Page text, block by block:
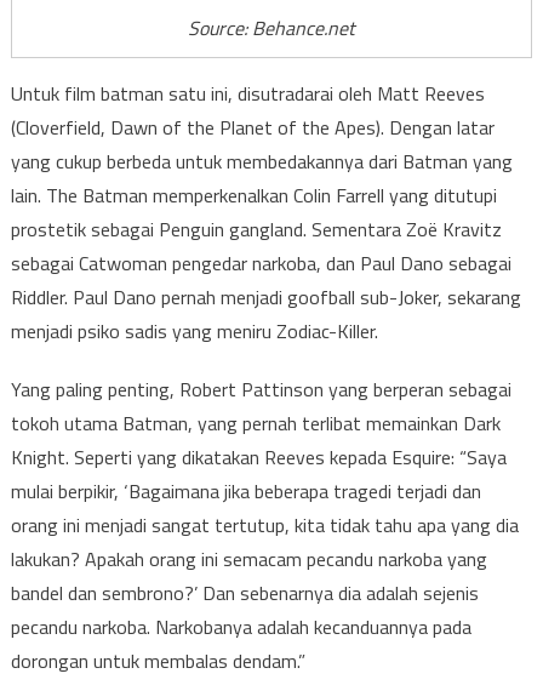
Source: Behance.net
Untuk film batman satu ini, disutradarai oleh Matt Reeves
(Cloverfield, Dawn of the Planet of the Apes). Dengan latar
yang cukup berbeda untuk membedakannya dari Batman yang
lain. The Batman memperkenalkan Colin Farrell yang ditutupi
prostetik sebagai Penguin gangland. Sementara Zoë Kravitz
sebagai Catwoman pengedar narkoba, dan Paul Dano sebagai
Riddler. Paul Dano pernah menjadi goofball sub-Joker, sekarang
menjadi psiko sadis yang meniru Zodiac-Killer.
Yang paling penting, Robert Pattinson yang berperan sebagai
tokoh utama Batman, yang pernah terlibat memainkan Dark
Knight. Seperti yang dikatakan Reeves kepada Esquire: “Saya
mulai berpikir, ‘Bagaimana jika beberapa tragedi terjadi dan
orang ini menjadi sangat tertutup, kita tidak tahu apa yang dia
lakukan? Apakah orang ini semacam pecandu narkoba yang
bandel dan sembrono?’ Dan sebenarnya dia adalah sejenis
pecandu narkoba. Narkobanya adalah kecanduannya pada
dorongan untuk membalas dendam.”